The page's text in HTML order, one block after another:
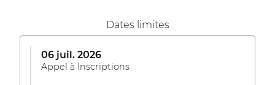
Dates limites
06 juil. 2026
Appel à Inscriptions